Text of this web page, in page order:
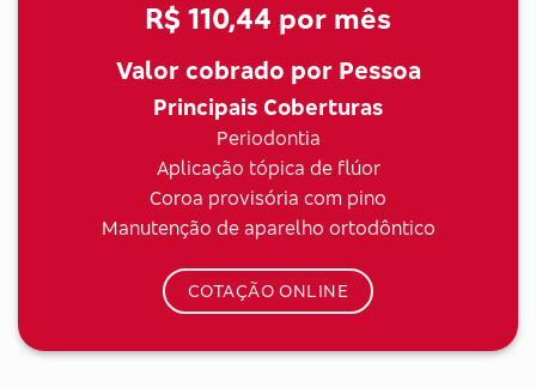
R$ 110,44 por mês
Valor cobrado por Pessoa
Principais Coberturas
Periodontia
Aplicação tópica de flúor
Coroa provisória com pino
Manutenção de aparelho ortodôntico
COTAÇÃO ONLINE